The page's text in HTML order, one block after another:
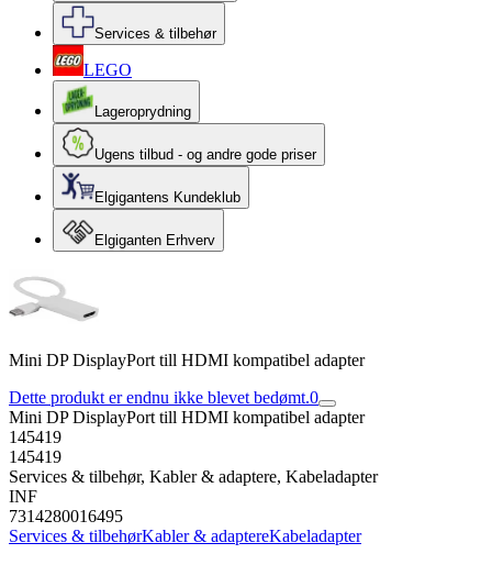
Services & tilbehør
LEGO
Lageroprydning
Ugens tilbud - og andre gode priser
Elgigantens Kundeklub
Elgiganten Erhverv
Mini DP DisplayPort till HDMI kompatibel adapter
Dette produkt er endnu ikke blevet bedømt.0
Mini DP DisplayPort till HDMI kompatibel adapter
145419
145419
Services & tilbehør, Kabler & adaptere, Kabeladapter
INF
7314280016495
Services & tilbehørKabler & adaptereKabeladapter